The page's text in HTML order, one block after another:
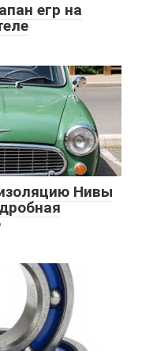
егр на
Нивы